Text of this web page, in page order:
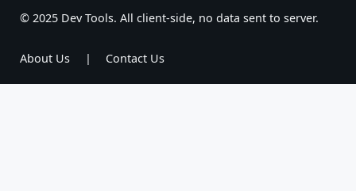
© 2025 Dev Tools. All client-side, no data sent to server.
About Us | Contact Us